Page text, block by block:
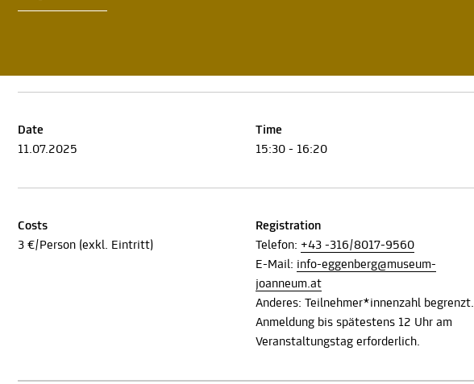
Date
11.07.2025
Time
15:30 - 16:20
Costs
3 €/Person (exkl. Eintritt)
Registration
Telefon: +43 -316/8017-9560
E-Mail: info-eggenberg@museum-
joanneum.at
Anderes: Teilnehmer*innenzahl begrenzt.
Anmeldung bis spätestens 12 Uhr am
Veranstaltungstag erforderlich.